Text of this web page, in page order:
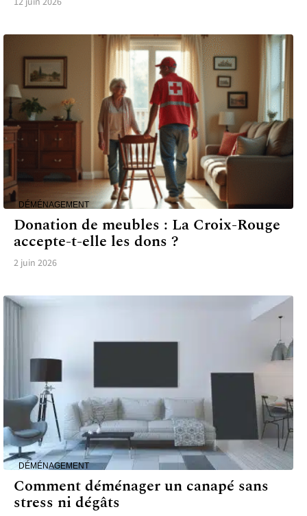
DÉMÉNAGEMENT
Donation de meubles : La Croix-Rouge
accepte-t-elle les dons ?
2 juin 2026
DÉMÉNAGEMENT
Comment déménager un canapé sans
stress ni dégâts